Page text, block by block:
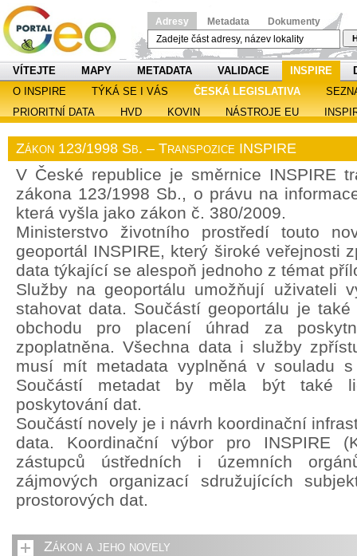
Adresy Metadata Dokumenty
VÍTEJTE MAPY METADATA VALIDACE INSPIRE
O INSPIRE
TÝKÁ SE I VÁS ČESKÁ LEGISLATIVA
PRIORITNÍ DATA
HVD KOVIN NÁSTROJE EU
Zákon 123/1998 Sb. – Transpozice INSPIRE
V České republice je směrnice INSPIRE
zákona 123/1998 Sb., o právu na
která vyšla jako zákon č. 380/2009.
Ministerstvo životního prostředí touto
geoportál INSPIRE, který široké veřejnosti
data týkající se alespoň jednoho z témat
Služby na geoportálu umožňují uživateli
stahovat data. Součástí geoportálu je také
obchodu pro placení úhrad za
zpoplatněna. Všechna data i služby
musí mít metadata vyplněná v souladu s
Součástí metadat by měla být také
poskytování dat.
Součástí novely je i návrh koordinační
data. Koordinační výbor pro INSPIRE
zástupců ústředních i územních
zájmových organizací sdružujících
prostorových dat.
Zákon a jeho novely